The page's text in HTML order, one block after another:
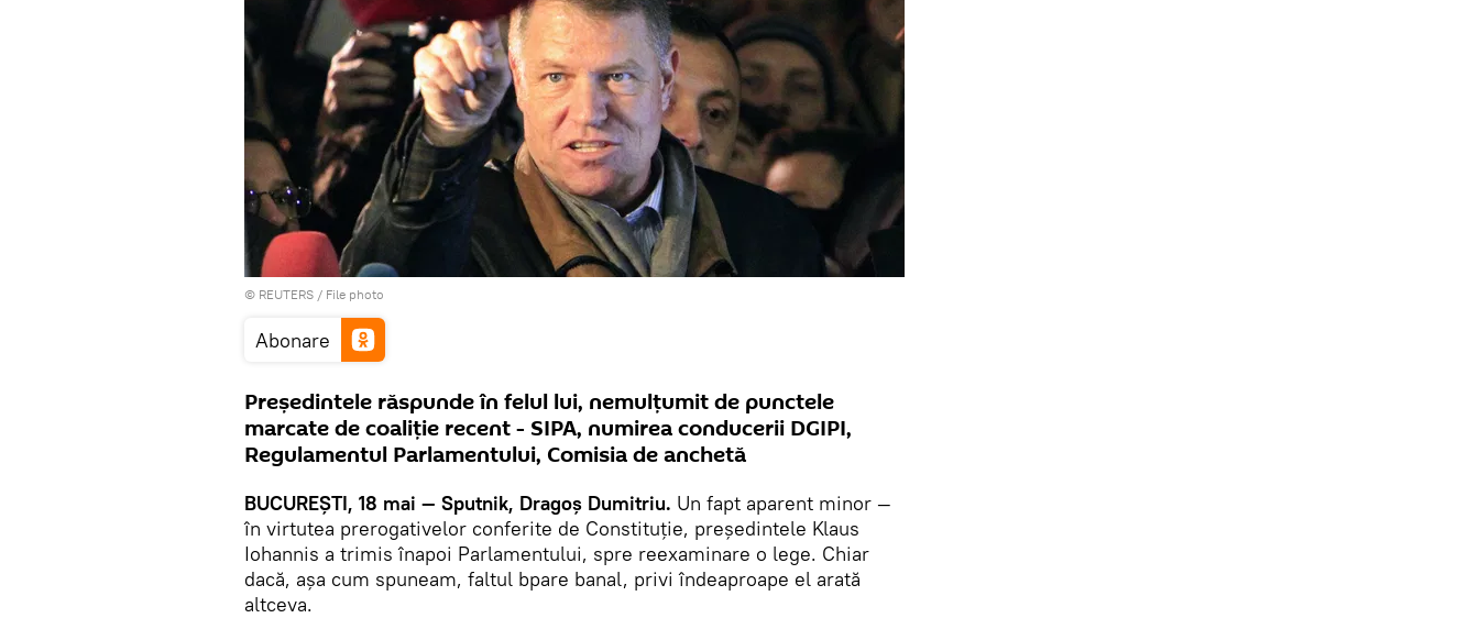
© REUTERS / File photo
Abonare
Președintele răspunde în felul lui, nemulțumit de punctele
marcate de coaliție recent - SIPA, numirea conducerii DGIPI,
Regulamentul Parlamentului, Comisia de anchetă
BUCUREȘTI, 18 mai — Sputnik, Dragoș Dumitriu. Un fapt aparent minor —
în virtutea prerogativelor conferite de Constituție, președintele Klaus
Iohannis a trimis înapoi Parlamentului, spre reexaminare o lege. Chiar
dacă, așa cum spuneam, faltul bpare banal, privi îndeaproape el arată
altceva.